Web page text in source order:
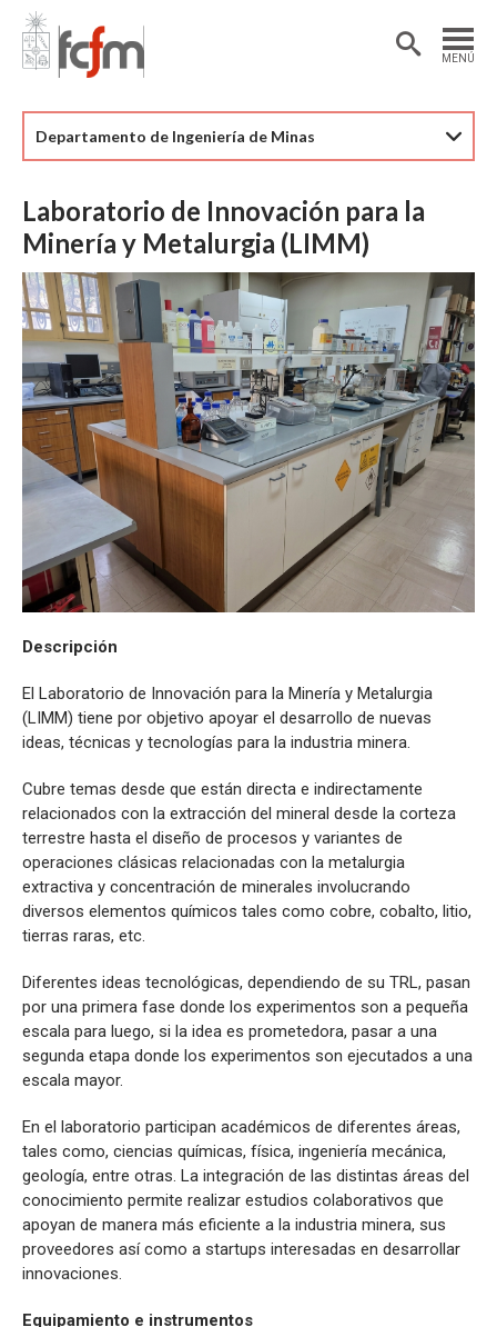
MENÚ
Estudiantes
Académicas/os
Departamento de Ingeniería de Minas
Laboratorio de Innovación para la
Minería y Metalurgia (LIMM)
Descripción
El Laboratorio de Innovación para la Minería y Metalurgia
(LIMM) tiene por objetivo apoyar el desarrollo de nuevas
ideas, técnicas y tecnologías para la industria minera.
Cubre temas desde que están directa e indirectamente
relacionados con la extracción del mineral desde la corteza
terrestre hasta el diseño de procesos y variantes de
operaciones clásicas relacionadas con la metalurgia
extractiva y concentración de minerales involucrando
diversos elementos químicos tales como cobre, cobalto, litio,
tierras raras, etc.
Diferentes ideas tecnológicas, dependiendo de su TRL, pasan
por una primera fase donde los experimentos son a pequeña
escala para luego, si la idea es prometedora, pasar a una
segunda etapa donde los experimentos son ejecutados a una
escala mayor.
En el laboratorio participan académicos de diferentes áreas,
tales como, ciencias químicas, física, ingeniería mecánica,
geología, entre otras. La integración de las distintas áreas del
conocimiento permite realizar estudios colaborativos que
apoyan de manera más eficiente a la industria minera, sus
proveedores así como a startups interesadas en desarrollar
innovaciones.
Equipamiento e instrumentos